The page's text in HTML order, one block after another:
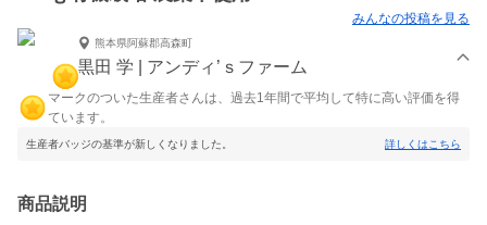
みんなの投稿を見る
熊本県阿蘇郡高森町
黒田 学 | アンディ’ｓファーム
マークのついた生産者さんは、過去1年間で平均して特に高い評価を得
ています。
生産者バッジの基準が新しくなりました。 詳しくはこちら
商品説明